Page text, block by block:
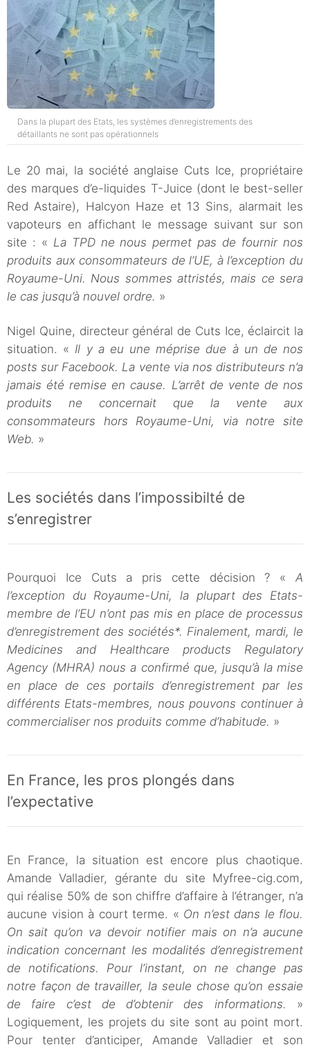
Dans la plupart des Etats, les systèmes d’enregistrements des
détaillants ne sont pas opérationnels
Le 20 mai, la société anglaise Cuts Ice, propriétaire
des marques d’e-liquides T-Juice (dont le best-seller
Red Astaire), Halcyon Haze et 13 Sins, alarmait les
vapoteurs en affichant le message suivant sur son
site : « La TPD ne nous permet pas de fournir nos
produits aux consommateurs de l’UE, à l’exception du
Royaume-Uni. Nous sommes attristés, mais ce sera
le cas jusqu’à nouvel ordre. »
Nigel Quine, directeur général de Cuts Ice, éclaircit la
situation. « Il y a eu une méprise due à un de nos
posts sur Facebook. La vente via nos distributeurs n’a
jamais été remise en cause. L’arrêt de vente de nos
produits ne concernait que la vente aux
consommateurs hors Royaume-Uni, via notre site
Web. »
Les sociétés dans l’impossibilté de
s’enregistrer
Pourquoi Ice Cuts a pris cette décision ? « A
l’exception du Royaume-Uni, la plupart des Etats-
membre de l’EU n’ont pas mis en place de processus
d’enregistrement des sociétés*. Finalement, mardi, le
Medicines and Healthcare products Regulatory
Agency (MHRA) nous a confirmé que, jusqu’à la mise
en place de ces portails d’enregistrement par les
différents Etats-membres, nous pouvons continuer à
commercialiser nos produits comme d’habitude. »
En France, les pros plongés dans
l’expectative
En France, la situation est encore plus chaotique.
Amande Valladier, gérante du site Myfree-cig.com,
qui réalise 50% de son chiffre d’affaire à l’étranger, n’a
aucune vision à court terme. « On n’est dans le flou.
On sait qu’on va devoir notifier mais on n’a aucune
indication concernant les modalités d’enregistrement
de notifications. Pour l’instant, on ne change pas
notre façon de travailler, la seule chose qu’on essaie
de faire c’est de d’obtenir des informations. »
Logiquement, les projets du site sont au point mort.
Pour tenter d’anticiper, Amande Valladier et son